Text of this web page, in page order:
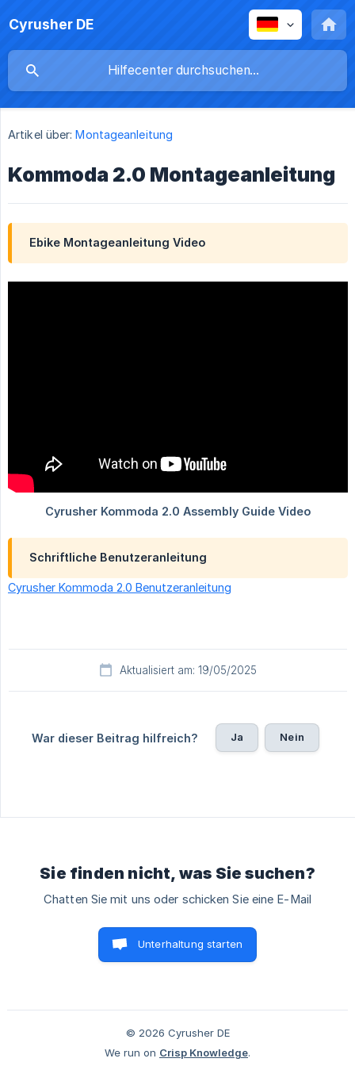
Cyrusher DE
Artikel über: Montageanleitung
Kommoda 2.0 Montageanleitung
Ebike Montageanleitung Video
Schriftliche Benutzeranleitung
Cyrusher Kommoda 2.0 Benutzeranleitung
Aktualisiert am: 19/05/2025
War dieser Beitrag hilfreich? Ja Nein
Sie finden nicht, was Sie suchen?
Chatten Sie mit uns oder schicken Sie eine E-Mail
Unterhaltung starten
© 2026 Cyrusher DE
We run on Crisp Knowledge.